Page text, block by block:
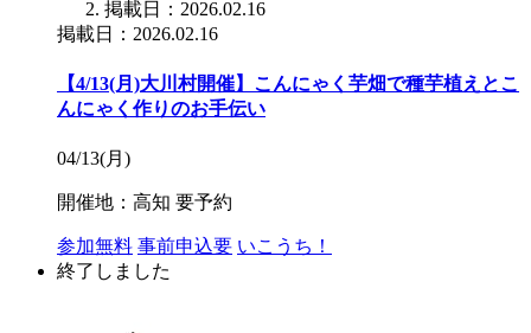
掲載日：2026.02.16
掲載日：2026.02.16
【4/13(月)大川村開催】こんにゃく芋畑で種芋植えとこ
んにゃく作りのお手伝い
04/13(月)
開催地：高知 要予約
参加無料 事前申込要 いこうち！
終了しました